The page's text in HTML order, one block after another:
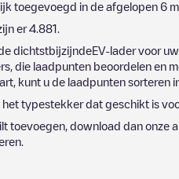
toegevoegd in de afgelopen 6
er4.881
dichtstbijzijndeEV-lader voor
die laadpunten beoordelen en
kunt u de laadpunten sorteren
het typestekker dat geschikt is
toevoegen, download dan onze